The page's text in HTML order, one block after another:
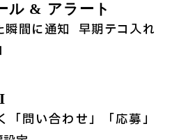
ル & アラート
間に通知 → 早期テコ入れ
「問い合わせ」「応募」